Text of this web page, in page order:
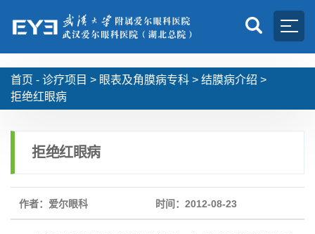
首页 - 诊疗项目 > 眼表及角膜病专科 > 结膜病介绍 >
拒绝红眼病
拒绝红眼病
作者：爱尔眼科 时间：2012-08-23